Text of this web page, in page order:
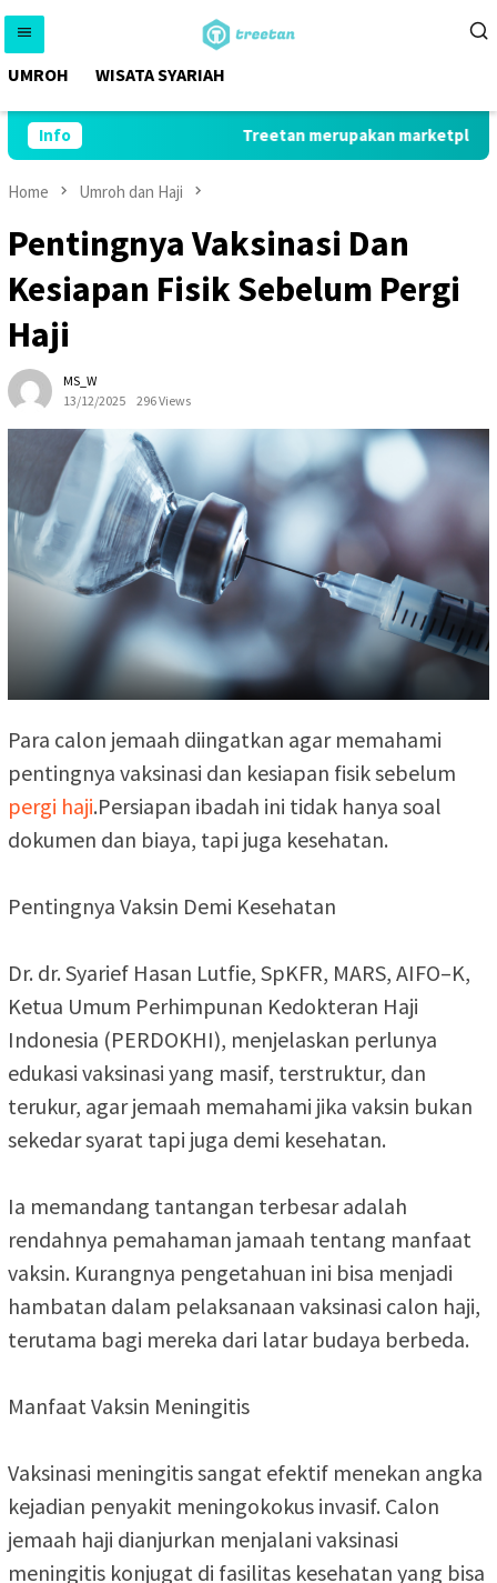
Skip
content
UMROH WISATA SYARIAH
Info Treetan merupakan marketplace
Home Umroh dan Haji
Pentingnya Vaksinasi Dan
Kesiapan Fisik Sebelum Pergi
Haji
MS_W
13/12/2025
296 Views
Para calon jemaah diingatkan agar memahami
pentingnya vaksinasi dan kesiapan fisik sebelum
pergi haji.Persiapan ibadah ini tidak hanya soal
dokumen dan biaya, tapi juga kesehatan.
Pentingnya Vaksin Demi Kesehatan
Dr. dr. Syarief Hasan Lutfie, SpKFR, MARS, AIFO–K,
Ketua Umum Perhimpunan Kedokteran Haji
Indonesia (PERDOKHI), menjelaskan perlunya
edukasi vaksinasi yang masif, terstruktur, dan
terukur, agar jemaah memahami jika vaksin bukan
sekedar syarat tapi juga demi kesehatan.
Ia memandang tantangan terbesar adalah
rendahnya pemahaman jamaah tentang manfaat
vaksin. Kurangnya pengetahuan ini bisa menjadi
hambatan dalam pelaksanaan vaksinasi calon haji,
terutama bagi mereka dari latar budaya berbeda.
Manfaat Vaksin Meningitis
Vaksinasi meningitis sangat efektif menekan angka
kejadian penyakit meningokokus invasif. Calon
jemaah haji dianjurkan menjalani vaksinasi
meningitis konjugat di fasilitas kesehatan yang bisa